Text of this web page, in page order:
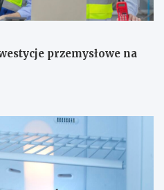
przemysłowe na